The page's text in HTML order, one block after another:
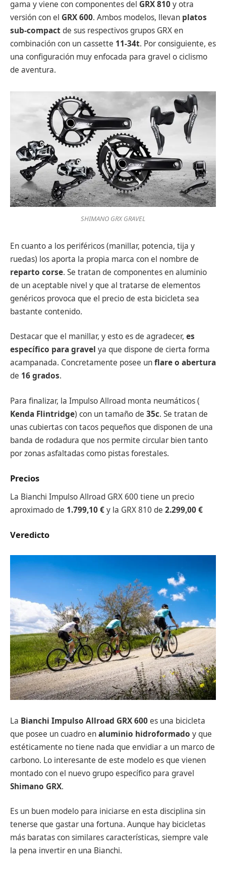
gama y viene con componentes del GRX 810y otra
versión con el GRX 600. Ambos modelos, llevan platos
sub-compactde sus respectivos grupos GRX en
combinación con un cassette 11-34t. Por consiguiente, es
una configuración muy enfocada para gravel o ciclismo
de aventura.
SHIMANO GRX GRAVEL
En cuanto a los periféricos (manillar, potencia, tija y
ruedas) los aporta la propia marca con el nombre de
reparto corse. Se tratan de componentes en aluminio
de un aceptable nivel y que al tratarse de elementos
genéricos provoca que el precio de esta bicicleta sea
bastante contenido.
Destacar que el manillar, y esto es de agradecer, es
específico para gravel ya que dispone de cierta forma
acampanada. Concretamente posee unflare o abertura
de 16 grados.
Para finalizar, la Impulso Allroad monta neumáticos (
Kenda Flintridge) con un tamaño de 35c. Se tratan de
unas cubiertas con tacos pequeños que disponen de una
banda de rodadura que nos permite circular bien tanto
por zonas asfaltadas como pistas forestales.
Precios
La Bianchi Impulso Allroad GRX 600 tiene un precio
aproximado de 1.799,10 €y la GRX 810 de 2.299,00 €
Veredicto
La Bianchi Impulso Allroad GRX 600es una bicicleta
que posee un cuadro enaluminio hidroformado y que
estéticamente no tiene nada que envidiar a un marco de
carbono. Lo interesante de este modelo es que vienen
montado con el nuevo grupo específico para gravel
Shimano GRX.
Es un buen modelo para iniciarse en esta disciplina sin
tenerse que gastar una fortuna. Aunque hay bicicletas
más baratas con similares características, siempre vale
la pena invertir en una Bianchi.